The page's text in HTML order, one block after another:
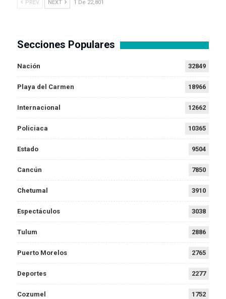
PREV NEXT 1 De 22,801
Secciones Populares
Nación 32849
Playa del Carmen 18966
Internacional 12662
Policiaca 10365
Estado 9504
Cancún 7850
Chetumal 3910
Espectáculos 3038
Tulum 2886
Puerto Morelos 2765
Deportes 2277
Cozumel 1752